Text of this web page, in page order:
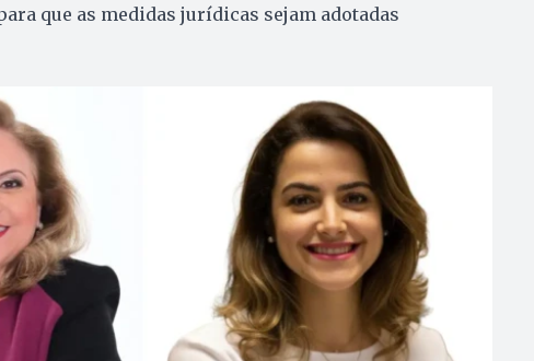
que as medidas jurídicas sejam adotadas